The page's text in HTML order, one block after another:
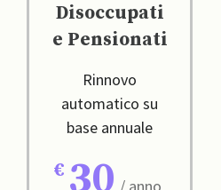
Disoccupati
e Pensionati
Rinnovo
automatico su
base annuale
30 / anno